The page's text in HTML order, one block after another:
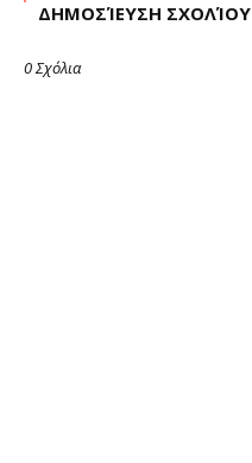
ΔΗΜΟΣΊΕΥΣΗ ΣΧΟΛΊΟΥ
0 Σχόλια